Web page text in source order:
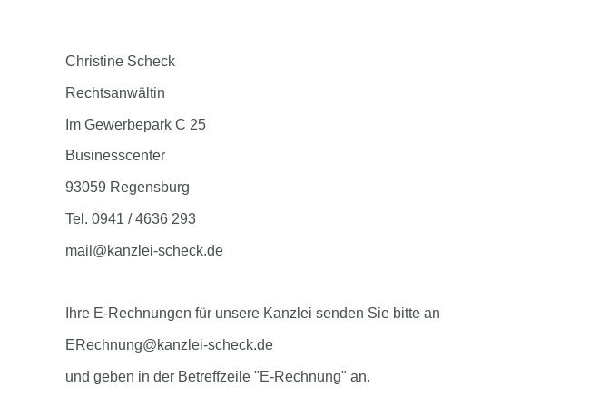
Christine Scheck
Rechtsanwältin
Im Gewerbepark C 25
Businesscenter
93059 Regensburg
Tel. 0941 / 4636 293
mail@kanzlei-scheck.de
Ihre E-Rechnungen für unsere Kanzlei senden Sie bitte an
ERechnung@kanzlei-scheck.de
und geben in der Betreffzeile "E-Rechnung" an.